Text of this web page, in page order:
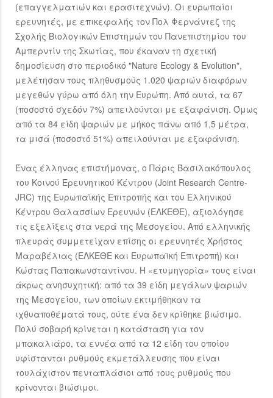
(επαγγελματιών και ερασιτεχνών). Οι ευρωπαίοι
ερευνητές, με επικεφαλής τον Πολ Φερνάντεζ της
Σχολής Βιολογικών Επιστημών του Πανεπιστημίου του
Αμπερντίν της Σκωτίας, που έκαναν τη σχετική
δημοσίευση στο περιοδικό "Nature Ecology & Evolution",
μελέτησαν τους πληθυσμούς 1.020 ψαριών διαφόρων
μεγεθών γύρω από όλη την Ευρώπη. Από αυτά, τα 67
(ποσοστό σχεδόν 7%) απειλούνται με εξαφάνιση. Όμως
από τα 84 είδη ψαριών με μήκος πάνω από 1,5 μέτρα,
τα μισά (ποσοστό 51%) απειλούνται με εξαφάνιση.
Ένας έλληνας επιστήμονας, ο Πάρις Βασιλακόπουλος
του Κοινού Ερευνητικού Κέντρου (Joint Research Centre-
JRC) της Ευρωπαϊκής Επιτροπής και του Ελληνικού
Κέντρου Θαλασσίων Ερευνών (ΕΛΚΕΘΕ), αξιολόγησε
τις εξελίξεις στα νερά της Μεσογείου. Από ελληνικής
πλευράς συμμετείχαν επίσης οι ερευνητές Χρήστος
Μαραβέλιας (ΕΛΚΕΘΕ και Ευρωπαϊκή Επιτροπή) και
Κώστας Παπακωνσταντίνου. Η «ετυμηγορία» τους είναι
άκρως ανησυχητική: από τα 39 είδη μεγάλων ψαριών
της Μεσογείου, των οποίων εκτιμήθηκαν τα
ιχθυαποθέματά τους, ούτε ένα δεν κρίθηκε βιώσιμο.
Πολύ σοβαρή κρίνεται η κατάσταση για τον
μπακαλιάρο, τα εννέα από τα 12 είδη του οποίου
υφίστανται ρυθμούς εκμετάλλευσης που είναι
τουλάχιστον πενταπλάσιοι από τους ρυθμούς που
κρίνονται βιώσιμοι.